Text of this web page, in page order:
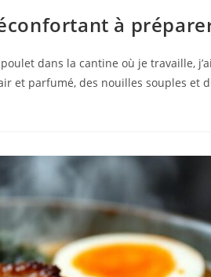
à
dans la cantine où je travaille,
et parfumé, des nouilles souples et